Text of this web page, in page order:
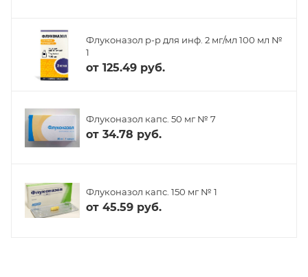
Флуконазол р-р для инф. 2 мг/мл 100 мл №
1
от 125.49 руб.
Флуконазол капс. 50 мг № 7
от 34.78 руб.
Флуконазол капс. 150 мг № 1
от 45.59 руб.